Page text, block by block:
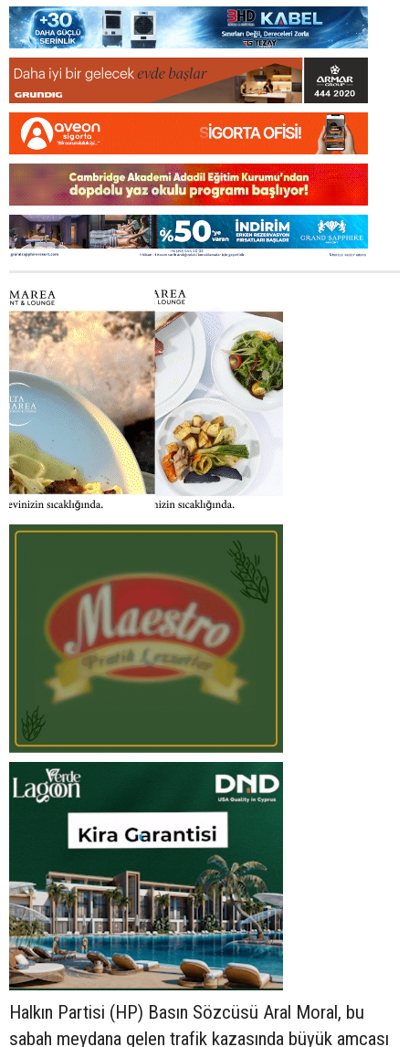
Halkın Partisi (HP) Basın Sözcüsü Aral Moral, bu
sabah meydana gelen trafik kazasında büyük amcası